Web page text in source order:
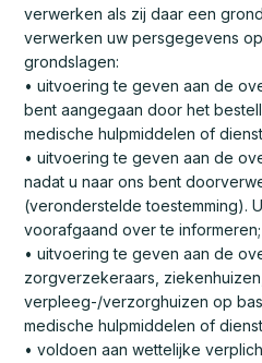
verwerken als zij daar een
verwerken uw persgegevens
grondslagen:
• uitvoering te geven aan de
bent aangegaan door het
medische hulpmiddelen of
• uitvoering te geven aan de
nadat u naar ons bent
(veronderstelde toestemming).
voorafgaand over te informeren;
• uitvoering te geven aan de
zorgverzekeraars,
verpleeg-/verzorghuizen op
medische hulpmiddelen of
• voldoen aan wettelijke